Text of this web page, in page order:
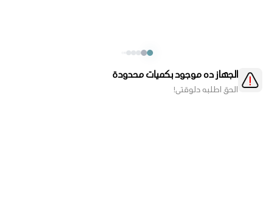
الجهاز ده موجود بكميات محدودة
الحق اطلبه دلوقتي!